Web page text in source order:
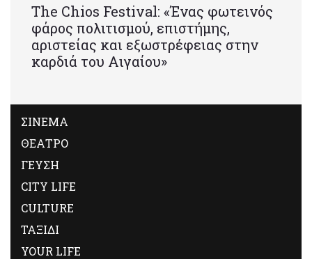
Τhe Chios Festival: «Ένας φωτεινός
φάρος πολιτισμού, επιστήμης,
αριστείας και εξωστρέφειας στην
καρδιά του Αιγαίου»
ΣΙΝΕΜΑ
ΘΕΑΤΡΟ
ΓΕΥΣΗ
CITY LIFE
CULTURE
ΤΑΞΙΔΙ
YOUR LIFE